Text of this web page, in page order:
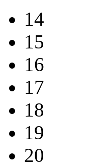
14
15
16
17
18
19
20